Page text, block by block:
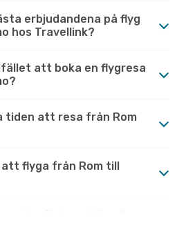
erbjudandena på flyg
hos Travellink?
att boka en flygresa
tiden att resa från Rom
flyga från Rom till